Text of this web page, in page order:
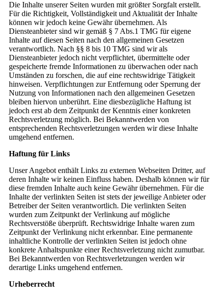
Die Inhalte unserer Seiten wurden mit größter Sorgfalt erstellt.
Für die Richtigkeit, Vollständigkeit und Aktualität der Inhalte
können wir jedoch keine Gewähr übernehmen. Als
Diensteanbieter sind wir gemäß § 7 Abs.1 TMG für eigene
Inhalte auf diesen Seiten nach den allgemeinen Gesetzen
verantwortlich. Nach §§ 8 bis 10 TMG sind wir als
Diensteanbieter jedoch nicht verpflichtet, übermittelte oder
gespeicherte fremde Informationen zu überwachen oder nach
Umständen zu forschen, die auf eine rechtswidrige Tätigkeit
hinweisen. Verpflichtungen zur Entfernung oder Sperrung der
Nutzung von Informationen nach den allgemeinen Gesetzen
bleiben hiervon unberührt. Eine diesbezügliche Haftung ist
jedoch erst ab dem Zeitpunkt der Kenntnis einer konkreten
Rechtsverletzung möglich. Bei Bekanntwerden von
entsprechenden Rechtsverletzungen werden wir diese Inhalte
umgehend entfernen.
Haftung für Links
Unser Angebot enthält Links zu externen Webseiten Dritter, auf
deren Inhalte wir keinen Einfluss haben. Deshalb können wir für
diese fremden Inhalte auch keine Gewähr übernehmen. Für die
Inhalte der verlinkten Seiten ist stets der jeweilige Anbieter oder
Betreiber der Seiten verantwortlich. Die verlinkten Seiten
wurden zum Zeitpunkt der Verlinkung auf mögliche
Rechtsverstöße überprüft. Rechtswidrige Inhalte waren zum
Zeitpunkt der Verlinkung nicht erkennbar. Eine permanente
inhaltliche Kontrolle der verlinkten Seiten ist jedoch ohne
konkrete Anhaltspunkte einer Rechtsverletzung nicht zumutbar.
Bei Bekanntwerden von Rechtsverletzungen werden wir
derartige Links umgehend entfernen.
Urheberrecht